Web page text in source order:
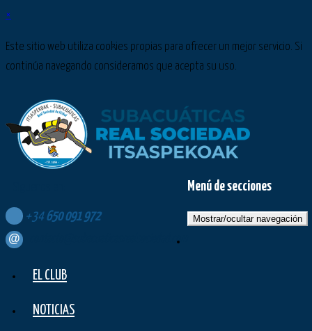
×
Este sitio web utiliza cookies propias para ofrecer un mejor servicio. Si
continúa navegando consideramos que acepta su uso.
+34 650 091 972
contacto@subacuaticasrealsociedad.com
Menú de secciones
Mostrar/ocultar navegación
EL CLUB
NOTICIAS